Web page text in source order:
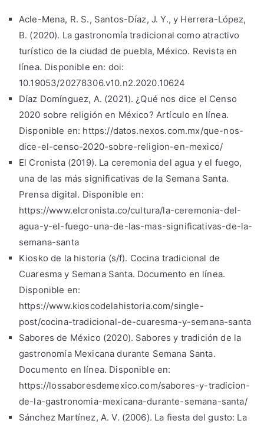
Acle-Mena, R. S., Santos-Díaz, J. Y., y Herrera-López,
B. (2020). La gastronomía tradicional como atractivo
turístico de la ciudad de puebla, México. Revista en
línea. Disponible en: doi:
10.19053/20278306.v10.n2.2020.10624
Díaz Domínguez, A. (2021). ¿Qué nos dice el Censo
2020 sobre religión en México? Artículo en línea.
Disponible en: https://datos.nexos.com.mx/que-nos-
dice-el-censo-2020-sobre-religion-en-mexico/
El Cronista (2019). La ceremonia del agua y el fuego,
una de las más significativas de la Semana Santa.
Prensa digital. Disponible en:
https://www.elcronista.co/cultura/la-ceremonia-del-
agua-y-el-fuego-una-de-las-mas-significativas-de-la-
semana-santa
Kiosko de la historia (s/f). Cocina tradicional de
Cuaresma y Semana Santa. Documento en línea.
Disponible en:
https://www.kioscodelahistoria.com/single-
post/cocina-tradicional-de-cuaresma-y-semana-santa
Sabores de México (2020). Sabores y tradición de la
gastronomía Mexicana durante Semana Santa.
Documento en línea. Disponible en:
https://lossaboresdemexico.com/sabores-y-tradicion-
de-la-gastronomia-mexicana-durante-semana-santa/
Sánchez Martínez, A. V. (2006). La fiesta del gusto: La